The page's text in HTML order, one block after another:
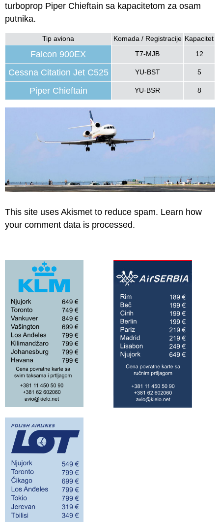
turboprop Piper Chieftain sa kapacitetom za osam
putnika.
Tip aviona Komada / Registracije Kapacitet
Falcon 900EX T7-MJB 12
Cessna Citation Jet C525 YU-BST 5
Piper Chieftain YU-BSR 8
This site uses Akismet to reduce spam. Learn how
your comment data is processed.